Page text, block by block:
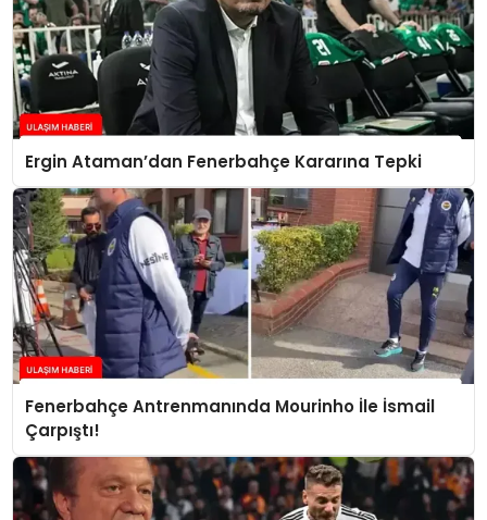
Ergin Ataman’dan Fenerbahçe Kararına Tepki
Fenerbahçe Antrenmanında Mourinho İle İsmail
Çarpıştı!